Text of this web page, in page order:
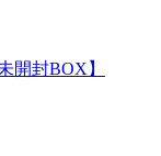
開封BOX】